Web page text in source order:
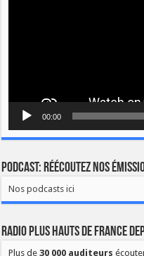
00:00
Podcast: Réécoutez nos
Nos podcasts ici
Radio Plus Hauts de France
Plus de30 000 auditeurs